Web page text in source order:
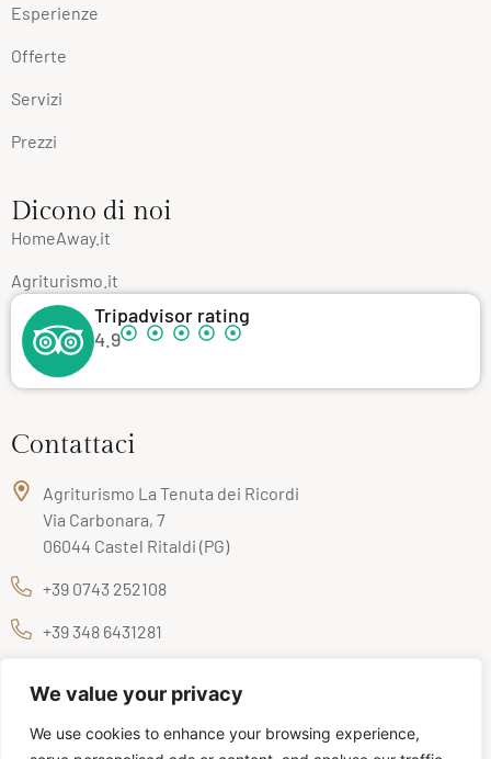
We value your privacy
We use cookies to enhance your browsing experience,
Esperienze
Offerte
Servizi
Prezzi
Dicono di noi
HomeAway.it
Agriturismo.it
Tripadvisor rating
4.9
Contattaci
Agriturismo La Tenuta dei Ricordi
Via Carbonara, 7
06044 Castel Ritaldi (PG)
+39 0743 252108
+39 348 6431281